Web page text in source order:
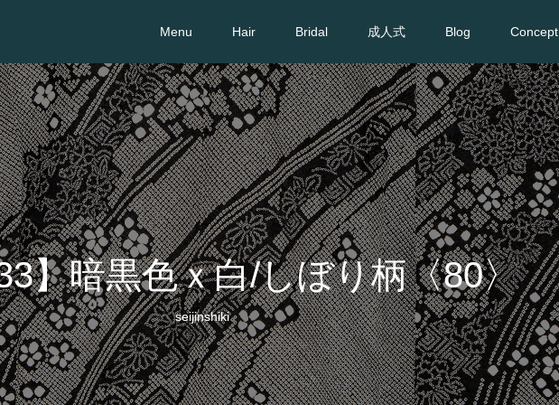
Menu Hair Bridal 成人式 Blog Concept
】暗黒色ｘ白/しぼり柄〈80〉
seijinshiki